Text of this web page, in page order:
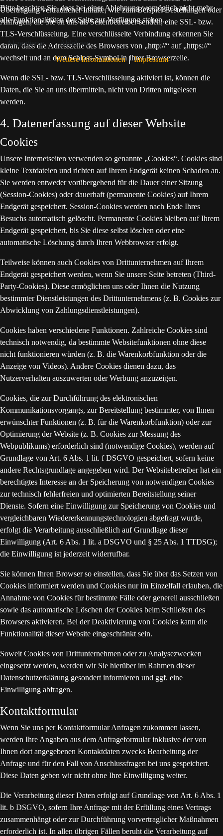
Übertragung vertraulicher Inhalte, wie zum Beispiel Bestellungen oder
Anfragen, die Sie an uns als Seitenbetreiber senden, eine SSL- bzw.
TLS-Verschlüsselung. Eine verschlüsselte Verbindung erkennen Sie
daran, dass die Adresszeile des Browsers von „http://“ auf „https://“
wechselt und an dem Schloss-Symbol in Ihrer Browserzeile.
Wenn die SSL- bzw. TLS-Verschlüsselung aktiviert ist, können die
Daten, die Sie an uns übermitteln, nicht von Dritten mitgelesen
werden.
4. Datenerfassung auf dieser Website
Cookies
Unsere Internetseiten verwenden so genannte „Cookies“. Cookies sind
kleine Textdateien und richten auf Ihrem Endgerät keinen Schaden an.
Sie werden entweder vorübergehend für die Dauer einer Sitzung
(Session-Cookies) oder dauerhaft (permanente Cookies) auf Ihrem
Endgerät gespeichert. Session-Cookies werden nach Ende Ihres
Besuchs automatisch gelöscht. Permanente Cookies bleiben auf Ihrem
Endgerät gespeichert, bis Sie diese selbst löschen oder eine
automatische Löschung durch Ihren Webbrowser erfolgt.
Teilweise können auch Cookies von Drittunternehmen auf Ihrem
Endgerät gespeichert werden, wenn Sie unsere Seite betreten (Third-
Party-Cookies). Diese ermöglichen uns oder Ihnen die Nutzung
bestimmter Dienstleistungen des Drittunternehmens (z. B. Cookies zur
Abwicklung von Zahlungsdienstleistungen).
Cookies haben verschiedene Funktionen. Zahlreiche Cookies sind
technisch notwendig, da bestimmte Websitefunktionen ohne diese
nicht funktionieren würden (z. B. die Warenkorbfunktion oder die
Anzeige von Videos). Andere Cookies dienen dazu, das
Nutzerverhalten auszuwerten oder Werbung anzuzeigen.
Cookies, die zur Durchführung des elektronischen
Kommunikationsvorgangs, zur Bereitstellung bestimmter, von Ihnen
erwünschter Funktionen (z. B. für die Warenkorbfunktion) oder zur
Optimierung der Website (z. B. Cookies zur Messung des
Webpublikums) erforderlich sind (notwendige Cookies), werden auf
Grundlage von Art. 6 Abs. 1 lit. f DSGVO gespeichert, sofern keine
andere Rechtsgrundlage angegeben wird. Der Websitebetreiber hat ein
berechtigtes Interesse an der Speicherung von notwendigen Cookies
zur technisch fehlerfreien und optimierten Bereitstellung seiner
Dienste. Sofern eine Einwilligung zur Speicherung von Cookies und
vergleichbaren Wiedererkennungstechnologien abgefragt wurde,
erfolgt die Verarbeitung ausschließlich auf Grundlage dieser
Einwilligung (Art. 6 Abs. 1 lit. a DSGVO und § 25 Abs. 1 TTDSG);
die Einwilligung ist jederzeit widerrufbar.
Sie können Ihren Browser so einstellen, dass Sie über das Setzen von
Cookies informiert werden und Cookies nur im Einzelfall erlauben, die
Annahme von Cookies für bestimmte Fälle oder generell ausschließen
sowie das automatische Löschen der Cookies beim Schließen des
Browsers aktivieren. Bei der Deaktivierung von Cookies kann die
Funktionalität dieser Website eingeschränkt sein.
Soweit Cookies von Drittunternehmen oder zu Analysezwecken
eingesetzt werden, werden wir Sie hierüber im Rahmen dieser
Datenschutzerklärung gesondert informieren und ggf. eine
Einwilligung abfragen.
Kontaktformular
Wenn Sie uns per Kontaktformular Anfragen zukommen lassen,
werden Ihre Angaben aus dem Anfrageformular inklusive der von
Ihnen dort angegebenen Kontaktdaten zwecks Bearbeitung der
Anfrage und für den Fall von Anschlussfragen bei uns gespeichert.
Diese Daten geben wir nicht ohne Ihre Einwilligung weiter.
Die Verarbeitung dieser Daten erfolgt auf Grundlage von Art. 6 Abs. 1
lit. b DSGVO, sofern Ihre Anfrage mit der Erfüllung eines Vertrags
zusammenhängt oder zur Durchführung vorvertraglicher Maßnahmen
erforderlich ist. In allen übrigen Fällen beruht die Verarbeitung auf
Bitte beachten Sie, dass bei einer Ablehnung womöglich nicht mehr
alle Funktionalitäten der Seite zur Verfügung stehen.
Akzeptieren
Ablehnen
Weitere Informationen|Impressum